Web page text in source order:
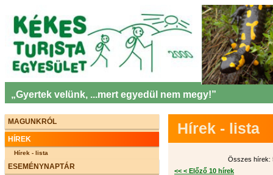
„Gyertek velünk, ...mert egyedül nem megy!”
MAGUNKRÓL
HÍREK
Hírek - lista
ESEMÉNYNAPTÁR
Hírek - lista
Összes hírek:
<< < Előző 10 hírek